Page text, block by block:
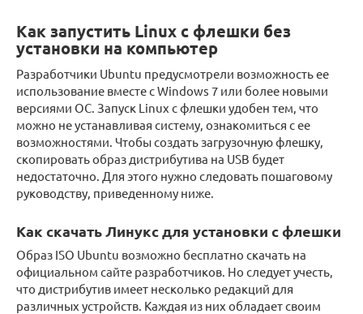
Как запустить Linux с флешки без
установки на компьютер
Разработчики Ubuntu предусмотрели возможность ее
использование вместе с Windows 7 или более новыми
версиями ОС. Запуск Linux с флешки удобен тем, что
можно не устанавливая систему, ознакомиться с ее
возможностями. Чтобы создать загрузочную флешку,
скопировать образ дистрибутива на USB будет
недостаточно. Для этого нужно следовать пошаговому
руководству, приведенному ниже.
Как скачать Линукс для установки с флешки
Образ ISO Ubuntu возможно бесплатно скачать на
официальном сайте разработчиков. Но следует учесть,
что дистрибутив имеет несколько редакций для
различных устройств. Каждая из них обладает своим